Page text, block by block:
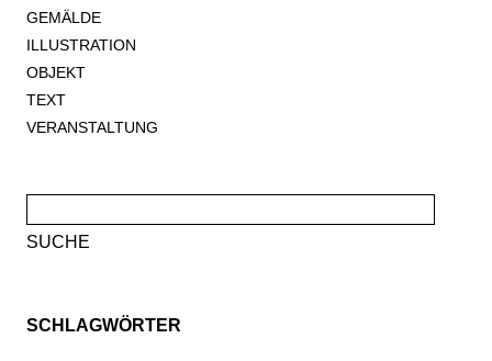
GEMÄLDE
ILLUSTRATION
OBJEKT
TEXT
VERANSTALTUNG
nach:
SCHLAGWÖRTER